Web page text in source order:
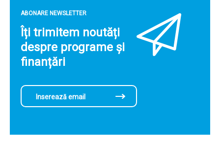
ABONARE NEWSLETTER
Îți trimitem noutăți
despre programe și
finanțări